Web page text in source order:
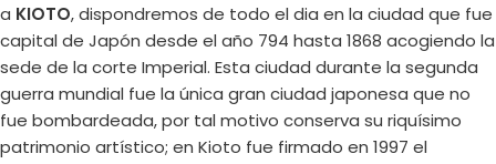
a KIOTO, dispondremos de todo el dia en la ciudad que fue
capital de Japón desde el año 794 hasta 1868 acogiendo la
sede de la corte Imperial. Esta ciudad durante la segunda
guerra mundial fue la única gran ciudad japonesa que no
fue bombardeada, por tal motivo conserva su riquísimo
patrimonio artístico; en Kioto fue firmado en 1997 el